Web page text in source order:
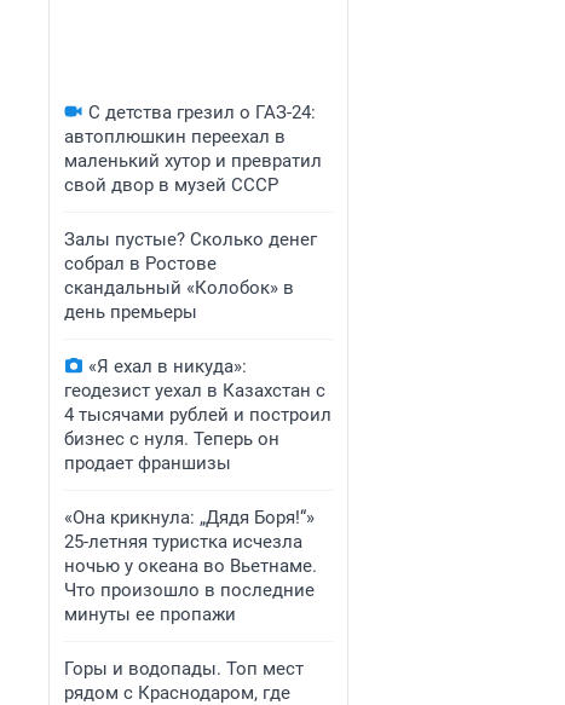
С детства грезил о ГАЗ-24:
автоплюшкин переехал в
маленький хутор и превратил
свой двор в музей СССР
Залы пустые? Сколько денег
собрал в Ростове
скандальный «Колобок» в
день премьеры
«Я ехал в никуда»:
геодезист уехал в Казахстан с
4 тысячами рублей и построил
бизнес с нуля. Теперь он
продает франшизы
«Она крикнула: „Дядя Боря!“»
25-летняя туристка исчезла
ночью у океана во Вьетнаме.
Что произошло в последние
минуты ее пропажи
Горы и водопады. Топ мест
рядом с Краснодаром, где